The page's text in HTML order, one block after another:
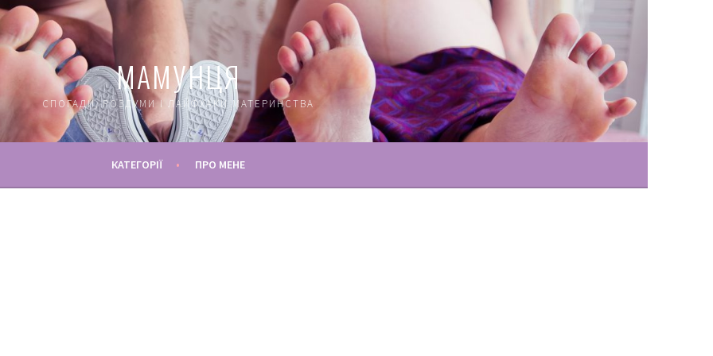
МАМУНЦЯ
СПОГАДИ, РОЗДУМИ І ЛАЙФХАКИ МАТЕРИНСТВА
КАТЕГОРІЇ ПРО МЕНЕ